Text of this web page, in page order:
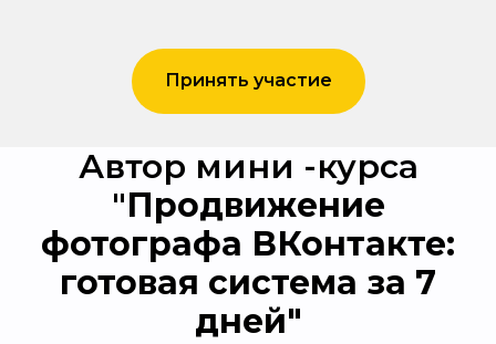
Принять участие
Автор мини -курса
"Продвижение
фотографа ВКонтакте:
готовая система за 7
дней"